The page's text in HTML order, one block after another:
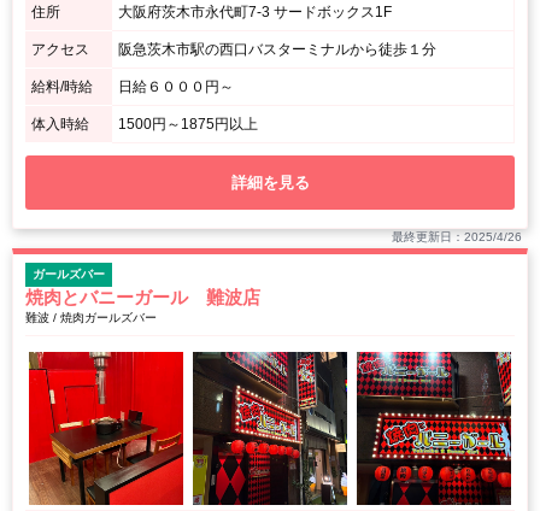
住所 大阪府茨木市永代町7-3 サードボックス1F
アクセス 阪急茨木市駅の西口バスターミナルから徒歩１分
給料/時給 日給６０００円～
体入時給 1500円～1875円以上
詳細を見る
最終更新日：2025/4/26
ガールズバー
焼肉とバニーガール 難波店
難波 / 焼肉ガールズバー